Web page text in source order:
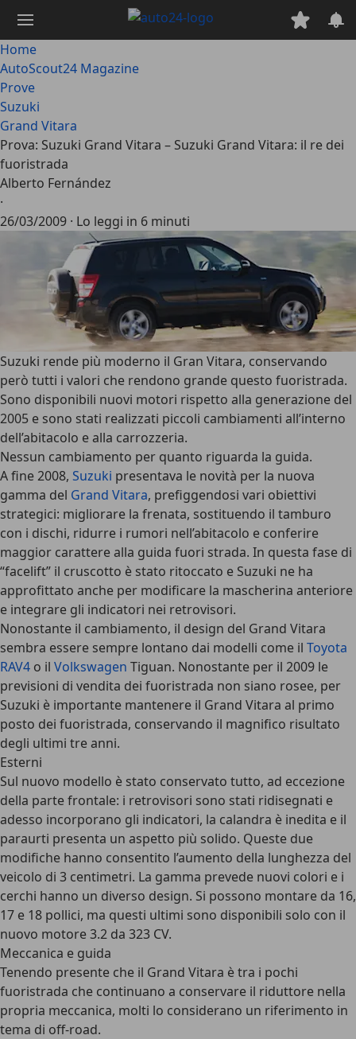
contenuto
principale
Home
AutoScout24 Magazine
Prove
Suzuki
Grand Vitara
Prova: Suzuki Grand Vitara – Suzuki Grand Vitara: il re dei
fuoristrada
Alberto Fernández
·
26/03/2009 · Lo leggi in 6 minuti
Suzuki rende più moderno il Gran Vitara, conservando
però tutti i valori che rendono grande questo fuoristrada.
Sono disponibili nuovi motori rispetto alla generazione del
2005 e sono stati realizzati piccoli cambiamenti all’interno
dell’abitacolo e alla carrozzeria.
Nessun cambiamento per quanto riguarda la guida.
A fine 2008, Suzuki presentava le novità per la nuova
gamma del Grand Vitara, prefiggendosi vari obiettivi
strategici: migliorare la frenata, sostituendo il tamburo
con i dischi, ridurre i rumori nell’abitacolo e conferire
maggior carattere alla guida fuori strada. In questa fase di
“facelift” il cruscotto è stato ritoccato e Suzuki ne ha
approfittato anche per modificare la mascherina anteriore
e integrare gli indicatori nei retrovisori.
Nonostante il cambiamento, il design del Grand Vitara
sembra essere sempre lontano dai modelli come il Toyota
RAV4 o il Volkswagen Tiguan. Nonostante per il 2009 le
previsioni di vendita dei fuoristrada non siano rosee, per
Suzuki è importante mantenere il Grand Vitara al primo
posto dei fuoristrada, conservando il magnifico risultato
degli ultimi tre anni.
Esterni
Sul nuovo modello è stato conservato tutto, ad eccezione
della parte frontale: i retrovisori sono stati ridisegnati e
adesso incorporano gli indicatori, la calandra è inedita e il
paraurti presenta un aspetto più solido. Queste due
modifiche hanno consentito l’aumento della lunghezza del
veicolo di 3 centimetri. La gamma prevede nuovi colori e i
cerchi hanno un diverso design. Si possono montare da 16,
17 e 18 pollici, ma questi ultimi sono disponibili solo con il
nuovo motore 3.2 da 323 CV.
Meccanica e guida
Tenendo presente che il Grand Vitara è tra i pochi
fuoristrada che continuano a conservare il riduttore nella
propria meccanica, molti lo considerano un riferimento in
tema di off-road.